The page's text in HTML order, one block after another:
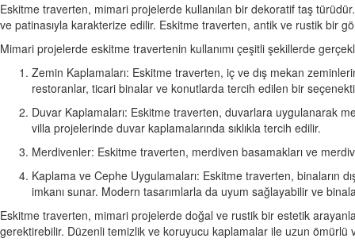
Eskitme traverten, mimari projelerde kullanılan bir dekoratif taş
ve patinasıyla karakterize edilir. Eskitme traverten, antik ve rustik bir
Mimari projelerde eskitme travertenin kullanımı çeşitli şekillerde
Zemin Kaplamaları: Eskitme traverten, iç ve dış mekan
restoranlar, ticari binalar ve konutlarda tercih edilen bir
Duvar Kaplamaları: Eskitme traverten, duvarlara uygulanarak
villa projelerinde duvar kaplamalarında sıklıkla tercih edilir.
Merdivenler: Eskitme traverten, merdiven basamakları ve
Kaplama ve Cephe Uygulamaları: Eskitme traverten, binaların
imkanı sunar. Modern tasarımlarla da uyum sağlayabilir ve
Eskitme traverten, mimari projelerde doğal ve rustik bir estetik
gerektirebilir. Düzenli temizlik ve koruyucu kaplamalar ile uzun ömürlü